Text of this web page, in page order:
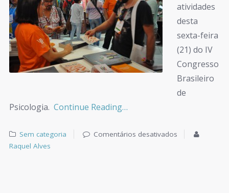
atividades
desta
sexta-feira
(21) do IV
Congresso
Brasileiro
de
Psicologia. Continue Reading…
Sem categoria
Comentários desativados
Raquel Alves